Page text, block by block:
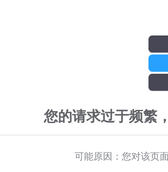
您的请求过于频繁
可能原因：您对该页